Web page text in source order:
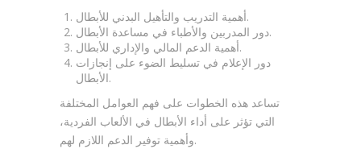
أهمية التدريب والتأهيل البدني للأبطال.
دور المدربين والأطباء في مساعدة الأبطال.
أهمية الدعم المالي والإداري للأبطال.
دور الإعلام في تسليط الضوء على إنجازات
الأبطال.
تساعد هذه الخطوات على فهم العوامل المختلفة
التي تؤثر على أداء الأبطال في الألعاب الفردية،
وأهمية توفير الدعم اللازم لهم.